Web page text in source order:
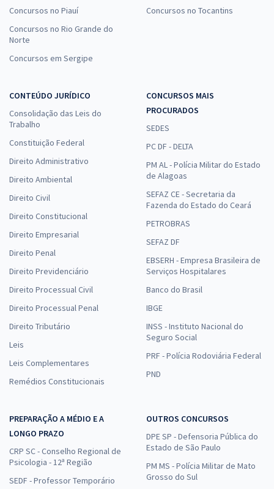
Concursos no Piauí
Concursos no Rio Grande do
Norte
Concursos em Sergipe
Concursos no Tocantins
CONTEÚDO JURÍDICO
Consolidação das Leis do
Trabalho
Constituição Federal
Direito Administrativo
Direito Ambiental
Direito Civil
Direito Constitucional
Direito Empresarial
Direito Penal
Direito Previdenciário
Direito Processual Civil
Direito Processual Penal
Direito Tributário
Leis
Leis Complementares
Remédios Constitucionais
CONCURSOS MAIS
PROCURADOS
SEDES
PC DF - DELTA
PM AL - Polícia Militar do Estado
de Alagoas
SEFAZ CE - Secretaria da
Fazenda do Estado do Ceará
PETROBRAS
SEFAZ DF
EBSERH - Empresa Brasileira de
Serviços Hospitalares
Banco do Brasil
IBGE
INSS - Instituto Nacional do
Seguro Social
PRF - Polícia Rodoviária Federal
PND
PREPARAÇÃO A MÉDIO E A
LONGO PRAZO
CRP SC - Conselho Regional de
Psicologia - 12ª Região
SEDF - Professor Temporário
OUTROS CONCURSOS
DPE SP - Defensoria Pública do
Estado de São Paulo
PM MS - Polícia Militar de Mato
Grosso do Sul